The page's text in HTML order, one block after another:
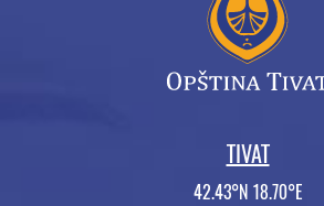
TIVAT
42.43°N 18.70°E